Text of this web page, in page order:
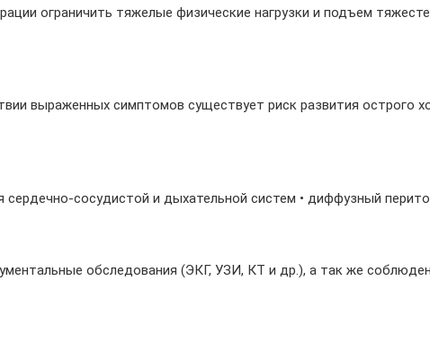
ограничить тяжелые физические нагрузки и подъем
выраженных симптомов существует риск развития острого
сосудистой и дыхательной систем • диффузный
обследования (ЭКГ, УЗИ, КТ и др.), а так же